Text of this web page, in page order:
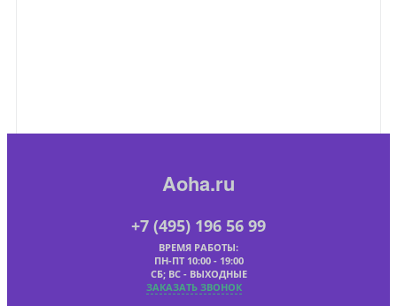
Aoha.ru
+7 (495) 196 56 99
ВРЕМЯ РАБОТЫ:
ПН-ПТ 10:00 - 19:00
СБ; ВС - ВЫХОДНЫЕ
ЗАКАЗАТЬ ЗВОНОК